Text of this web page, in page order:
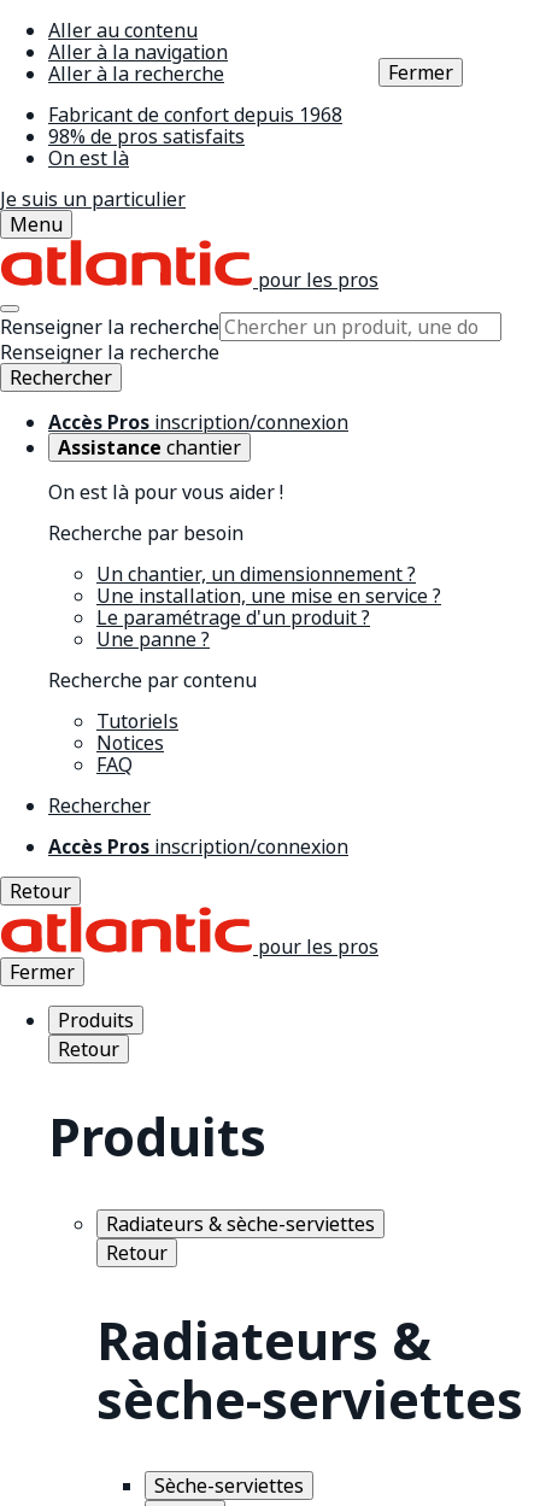
Aller au contenu
Aller à la navigation
Aller à la recherche
Fabricant de confort depuis 1968
98% de pros satisfaits
On est là
Je suis un particulier
Menu
pour les pros
Renseigner la recherche
Renseigner la recherche
Rechercher
Accès Pros inscription/connexion
Assistance chantier
On est là pour vous aider !
Recherche par besoin
Un chantier, un dimensionnement ?
Une installation, une mise en service ?
Le paramétrage d'un produit ?
Une panne ?
Recherche par contenu
Tutoriels
Notices
FAQ
Rechercher
Accès Pros inscription/connexion
Retour
pour les pros
Fermer
Produits
Retour
Produits
Radiateurs & sèche-serviettes
Retour
Radiateurs &
sèche-serviettes
Sèche-serviettes
Fermer